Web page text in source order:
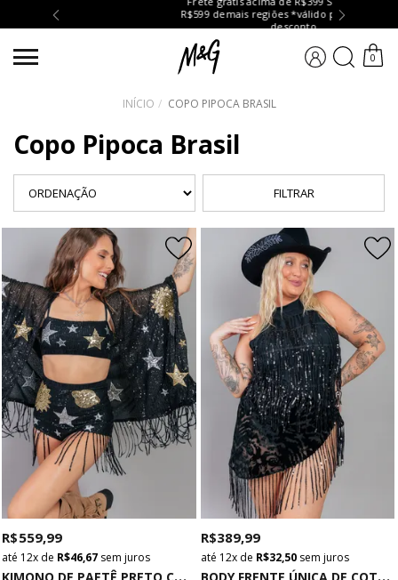
R$599 demais regiões *válido para peças sem
desconto
0
INÍCIO COPO PIPOCA BRASIL
Copo Pipoca Brasil
FILTRAR
R$ 559,99
12x de R$ 46,67 sem juros
R$ 389,99
12xde R$ 32,50sem juros